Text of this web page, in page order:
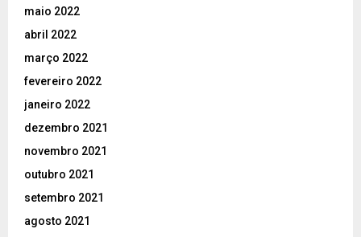
maio 2022
abril 2022
março 2022
fevereiro 2022
janeiro 2022
dezembro 2021
novembro 2021
outubro 2021
setembro 2021
agosto 2021